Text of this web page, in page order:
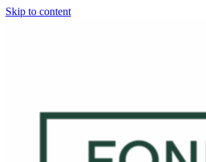
Skip to content